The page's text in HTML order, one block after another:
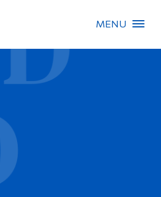
MENU
People Search
About Dawson